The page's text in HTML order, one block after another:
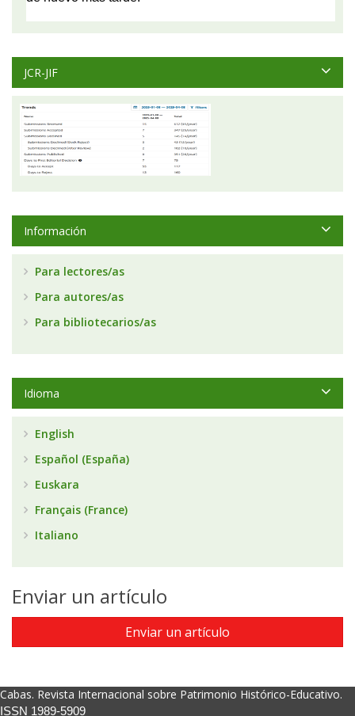
JCR-JIF
Información
Para lectores/as
Para autores/as
Para bibliotecarios/as
Idioma
English
Español (España)
Euskara
Français (France)
Italiano
Enviar un artículo
Enviar un artículo
Cabas. Revista Internacional sobre Patrimonio Histórico-Educativo.
ISSN 1989-5909